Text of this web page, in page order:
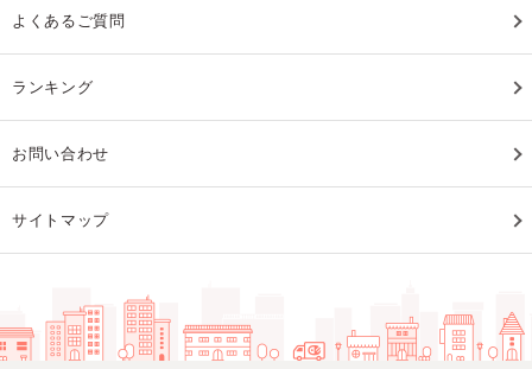
よくあるご質問
ランキング
お問い合わせ
サイトマップ